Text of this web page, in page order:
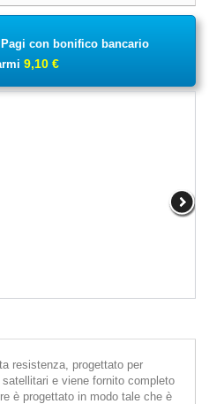
Pagi con bonifico bancario
9,10 €
resistenza, progettato per
e viene fornito completo
è progettato in modo tale che è